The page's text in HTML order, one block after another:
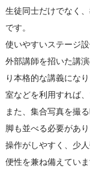
生徒同士だけでなく
です。
使いやすいステージ
外部講師を招いた講
り本格的な講義にな
室などを利用すれば
また、集合写真を撮
脚も並べる必要があり
操作がしやすく、少
便性を兼ね備えていま